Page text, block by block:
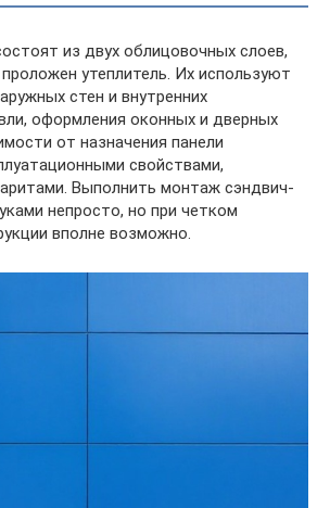
из двух облицовочных слоев,
утеплитель. Их используют
стен и внутренних
оформления оконных и дверных
от назначения панели
свойствами,
Выполнить монтаж сэндвич-
непросто, но при четком
вполне возможно.